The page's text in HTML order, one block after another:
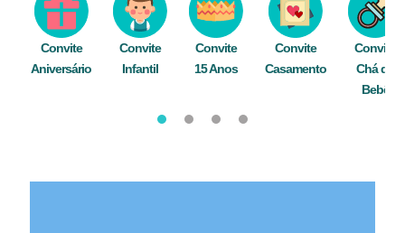
Convite
Aniversário
Convite
Infantil
Convite
15 Anos
Convite
Casamento
Convite
Chá de
Bebê